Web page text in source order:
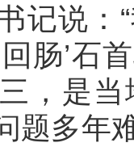
记说
肠’石
，是
题多年